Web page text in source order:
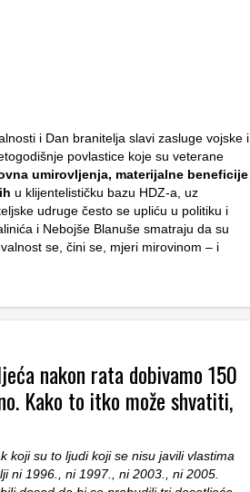
i Dan branitelja slavi zasluge vojske i
povlastice koje su veterane
umirovljenja, materijalne beneficije
u klijentelističku bazu HDZ-a, uz
udruge često se upliću u politiku i
i Nebojše Blanuše smatraju da su
se, čini se, mjeri mirovinom – i
nakon rata dobivamo 150
Kako to itko može shvatiti,
koji su to ljudi koji se nisu javili vlastima
ni 1996., ni 1997., ni 2003., ni 2005.